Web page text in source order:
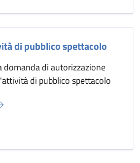
di pubblico spettacolo
domanda di autorizzazione
di pubblico spettacolo